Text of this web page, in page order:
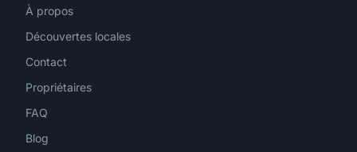
À propos
Découvertes locales
Contact
Propriétaires
FAQ
Blog